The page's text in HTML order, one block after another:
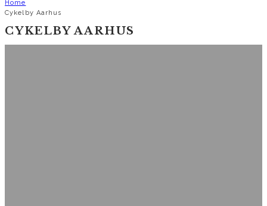
Home
Cykelby Aarhus
CYKELBY AARHUS